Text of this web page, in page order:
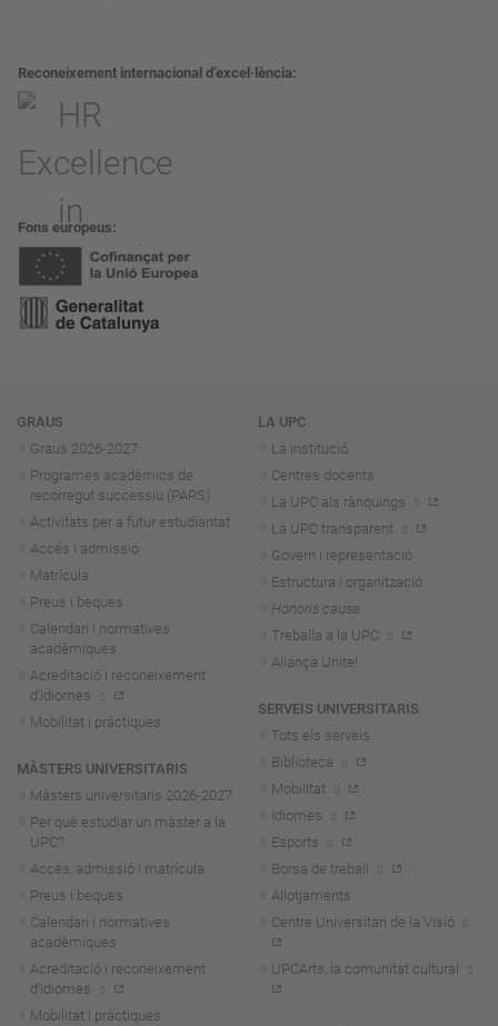
Reconeixement internacional d’excel·lència
Fons europeus
Navegació
GRAUS
Graus 2026-2027
Programes acadèmics de
recorregut successiu (PARS)
Activitats per a futur estudiantat
Accés i admissió
Matrícula
Preus i beques
Calendari i normatives
acadèmiques
Acreditació i reconeixement
d'idiomes
Mobilitat i pràctiques
MÀSTERS UNIVERSITARIS
Màsters universitaris 2026-2027
Per què estudiar un màster a la
UPC?
Accés, admissió i matrícula
Preus i beques
Calendari i normatives
acadèmiques
Acreditació i reconeixement
d'idiomes
Mobilitat i pràctiques
LA UPC
La institució
Centres docents
La UPC als rànquings
La UPC transparent
Govern i representació
Estructura i organització
Honoris causa
Treballa a la UPC
Aliança Unite!
SERVEIS UNIVERSITARIS
Tots els serveis
Biblioteca
Mobilitat
Idiomes
Esports
Borsa de treball
Allotjaments
Centre Universitari de la Visió
UPCArts, la comunitat cultural